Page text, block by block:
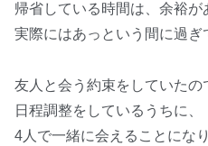
帰省している時間は、余裕が
実際にはあっという間に過ぎ
友人と会う約束をしていたの
日程調整をしているうちに、
4人で一緒に会えることにな